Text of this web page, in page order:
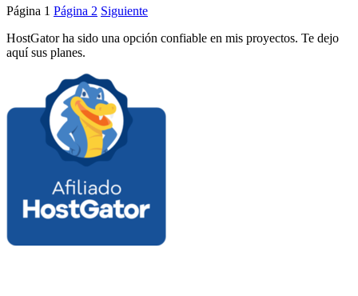
Página 1 Página 2 Siguiente
HostGator ha sido una opción confiable en mis proyectos. Te dejo
aquí sus planes.